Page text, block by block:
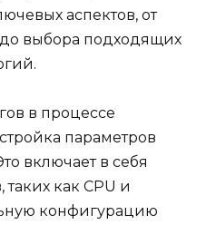
аспектов, от
выбора подходящих
в процессе
параметров
включает в себя
как CPU и
конфигурацию